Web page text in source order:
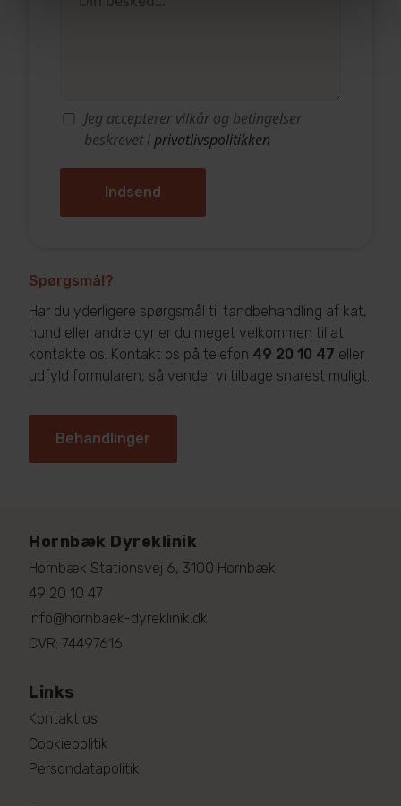
Jeg accepterer vilkår og betingelser
beskrevet i privatlivspolitikken
Spørgsmål?
Har du yderligere spørgsmål til tandbehandling af kat,
hund eller andre dyr er du meget velkommen til at
kontakte os. Kontakt os på telefon 49 20 10 47 eller
udfyld formularen, så vender vi tilbage snarest muligt.
Behandlinger
Hornbæk Dyreklinik
Hornbæk Stationsvej 6, 3100 Hornbæk
49 20 10 47
info@hornbaek-dyreklinik.dk
CVR: 74497616
Links
Kontakt os
Cookiepolitik
Persondatapolitik